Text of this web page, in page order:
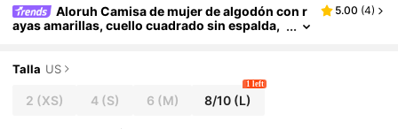
Aloruh Camisa de mujer de algodón con r
ayas amarillas, cuello cuadrado sin espalda,
5.00 (4)
Talla US
2 (XS) 4(S) 6 (M) 8/10 (L)
1 left